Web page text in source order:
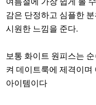
감은 단정하고 심플한
시원한 느낌을 준다.
보통 화이트 원피스는
켜 데이트룩에 제격이
아이템이다